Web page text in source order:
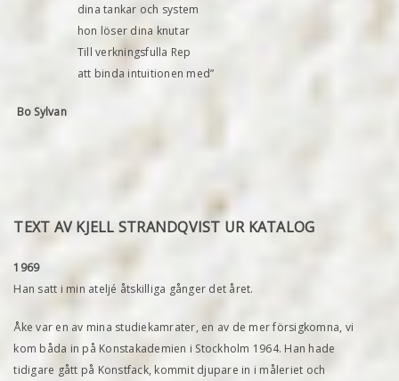
dina tankar och system
hon löser dina knutar
Till verkningsfulla Rep
att binda intuitionen med”
Bo Sylvan
TEXT AV KJELL STRANDQVIST UR KATALOG
1969
Han satt i min ateljé åtskilliga gånger det året.
Åke var en av mina studiekamrater, en av de mer försigkomna, vi
kom båda in på Konstakademien i Stockholm 1964. Han hade
tidigare gått på Konstfack, kommit djupare in i måleriet och